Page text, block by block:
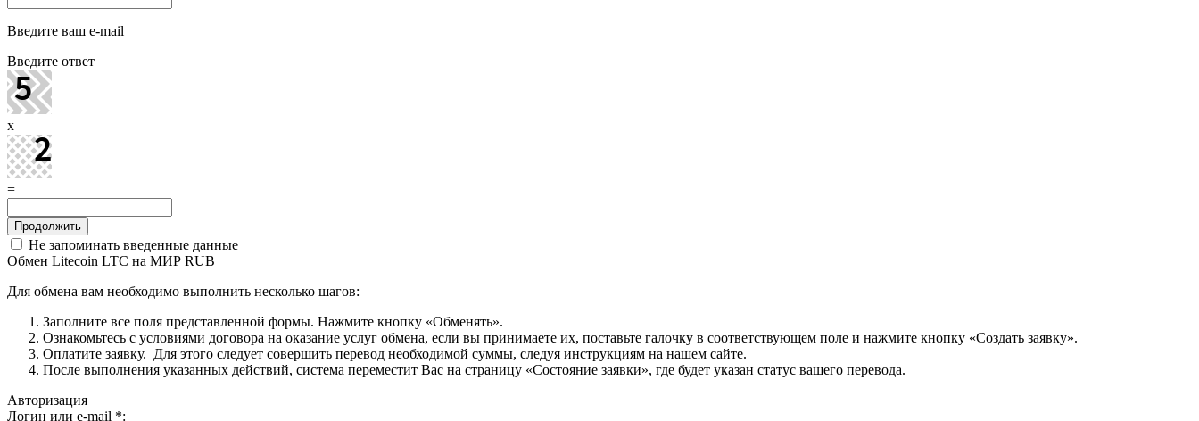
Введите ваш e-mail
Введите ответ
x
=
Не запоминать введенные данные
Обмен Litecoin LTC на МИР RUB
Для обмена вам необходимо выполнить несколько шагов:
Заполните все поля представленной формы. Нажмите кнопку «Обменять».
Ознакомьтесь с условиями договора на оказание услуг обмена, если вы принимаете их, поставьте галочку в соответствующем поле и нажмите кнопку «Создать заявку».
Оплатите заявку. Для этого следует совершить перевод необходимой суммы, следуя инструкциям на нашем сайте.
После выполнения указанных действий, система переместит Вас на страницу «Состояние заявки», где будет указан статус вашего перевода.
Авторизация
Логин или e-mail *: